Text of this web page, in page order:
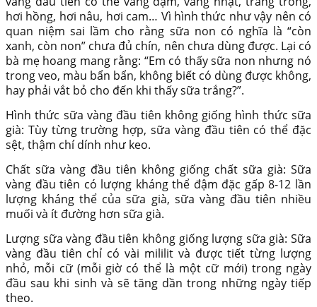
hơi hồng, hơi nâu, hơi cam… Vì hình thức như vậy nên có
quan niệm sai lầm cho rằng sữa non có nghĩa là “còn
xanh, còn non” chưa đủ chín, nên chưa dùng được. Lại có
bà mẹ hoang mang rằng: “Em có thấy sữa non nhưng nó
trong veo, màu bẩn bẩn, không biết có dùng được không,
hay phải vắt bỏ cho đến khi thấy sữa trắng?”.
Hình thức sữa vàng đầu tiên không giống hình thức sữa
già: Tùy từng trường hợp, sữa vàng đầu tiên có thể đặc
sệt, thậm chí dính như keo.
Chất sữa vàng đầu tiên không giống chất sữa già: Sữa
vàng đầu tiên có lượng kháng thể đậm đặc gấp 8-12 lần
lượng kháng thể của sữa già, sữa vàng đầu tiên nhiều
muối và ít đường hơn sữa già.
Lượng sữa vàng đầu tiên không giống lượng sữa già: Sữa
vàng đầu tiên chỉ có vài mililit và được tiết từng lượng
nhỏ, mỗi cữ (mỗi giờ có thể là một cữ mới) trong ngày
đầu sau khi sinh và sẽ tăng dần trong những ngày tiếp
theo.